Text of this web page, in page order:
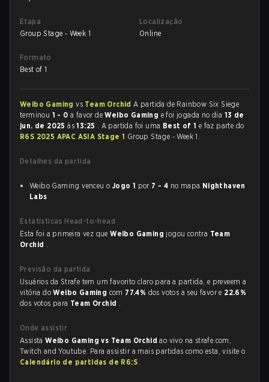
Etapa
Group Stage - Week 1
Localização
Online
Formato
Best of 1
Weibo Gamingvs Team OrchidA partida de Rainbow Six Siege
terminou 1 - 0 a favor deWeibo Gaming e foi jogada no dia 13 de
jun. de 2025às13:25 . A partida foi uma Best of 1 e faz parte do
R6S 2025 APAC ASIA Stage 1 Group Stage - Week 1.
Detalhes da partida
Weibo Gaming venceu o Jogo 1 por 7 - 4 no mapa Nighthaven
Labs
Estatísticas Head-to-head
Esta foi a primeira vez queWeibo Gaming jogou contra Team
Orchid .
Previsão da partida
Usuários da Strafe tem um favorito claro para a partida, e preveem a
vitória doWeibo Gaming com 77.4% dos votos a seu favor e 22.6%
dos votos para Team Orchid .
Onde assistir
AssistaWeibo Gaming vs Team Orchidao vivo na strafe.com,
Twitch and Youtube. Para assistir a mais partidas como esta, visite o
Calendário de partidas de R6:S .